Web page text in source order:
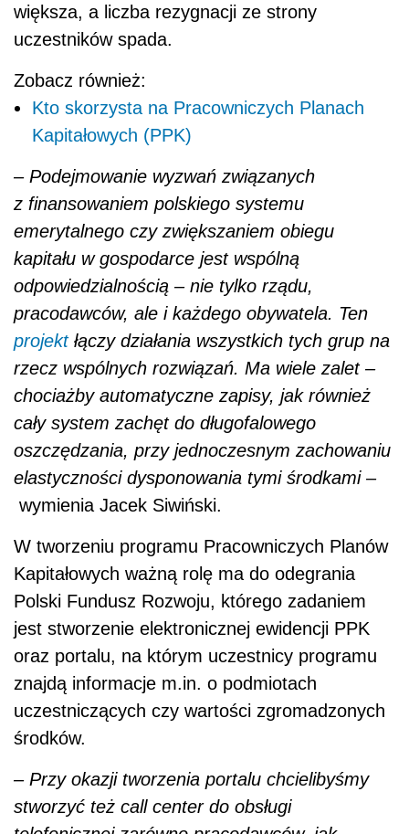
większa, a liczba rezygnacji ze strony
uczestników spada.
Zobacz również:
Kto skorzysta na Pracowniczych Planach
Kapitałowych (PPK)
– Podejmowanie wyzwań związanych
z finansowaniem polskiego systemu
emerytalnego czy zwiększaniem obiegu
kapitału w gospodarce jest wspólną
odpowiedzialnością – nie tylko rządu,
pracodawców, ale i każdego obywatela. Ten
projektłączy działania wszystkich tych grup na
rzecz wspólnych rozwiązań. Ma wiele zalet –
chociażby automatyczne zapisy, jak również
cały system zachęt do długofalowego
oszczędzania, przy jednoczesnym zachowaniu
elastyczności dysponowania tymi środkami –
wymienia Jacek Siwiński.
W tworzeniu programu Pracowniczych Planów
Kapitałowych ważną rolę ma do odegrania
Polski Fundusz Rozwoju, którego zadaniem
jest stworzenie elektronicznej ewidencji PPK
oraz portalu, na którym uczestnicy programu
znajdą informacje m.in. o podmiotach
uczestniczących czy wartości zgromadzonych
środków.
– Przy okazji tworzenia portalu chcielibyśmy
stworzyć też call center do obsługi